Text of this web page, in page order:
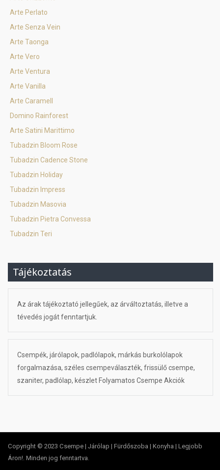
Arte Perlato
Arte Senza Vein
Arte Taonga
Arte Vero
Arte Ventura
Arte Vanilla
Arte Caramell
Domino Rainforest
Arte Satini Marittimo
Tubadzin Bloom Rose
Tubadzin Cadence Stone
Tubadzin Holiday
Tubadzin Impress
Tubadzin Masovia
Tubadzin Pietra Convessa
Tubadzin Teri
Tájékoztatás
Az árak tájékoztató jellegűek, az árváltoztatás, illetve a
tévedés jogát fenntartjuk.
Csempék, járólapok, padlólapok, márkás burkolólapok
forgalmazása, széles csempeválaszték, frissülő csempe,
szaniter, padlólap, készlet Folyamatos Csempe Akciók
Copyright © 2023 Csempe | Járólap | Fürdőszoba | Konyha | Legjobb
Áron!. Minden jog fenntartva.